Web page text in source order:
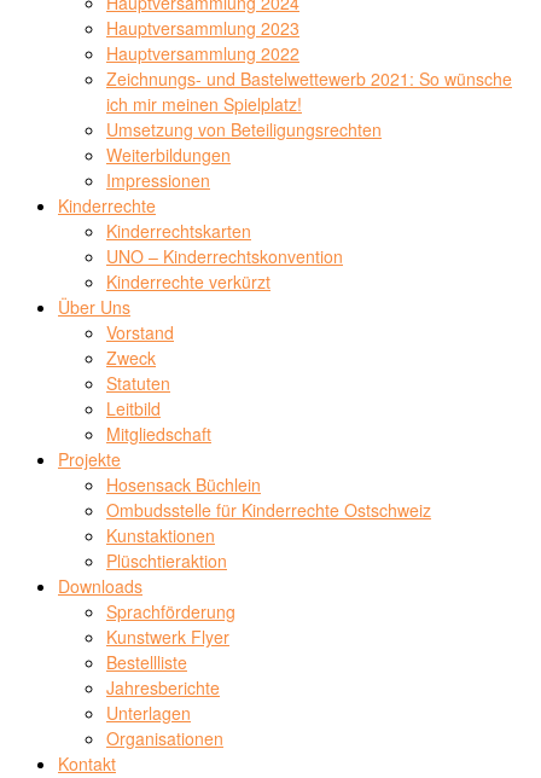
Hauptversammlung 2023
Hauptversammlung 2022
Zeichnungs- und Bastelwettewerb 2021: So wünsche
ich mir meinen Spielplatz!
Umsetzung von Beteiligungsrechten
Weiterbildungen
Impressionen
Kinderrechte
Kinderrechtskarten
UNO – Kinderrechtskonvention
Kinderrechte verkürzt
Über Uns
Vorstand
Zweck
Statuten
Leitbild
Mitgliedschaft
Projekte
Hosensack Büchlein
Ombudsstelle für Kinderrechte Ostschweiz
Kunstaktionen
Plüschtieraktion
Downloads
Sprachförderung
Kunstwerk Flyer
Bestellliste
Jahresberichte
Unterlagen
Organisationen
Kontakt